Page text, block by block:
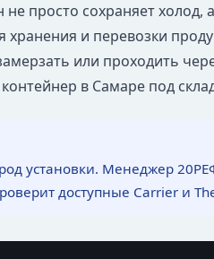
просто сохраняет
и перевозки
или проходить
в Самаре под
установки. Менеджер
доступные Carrier и